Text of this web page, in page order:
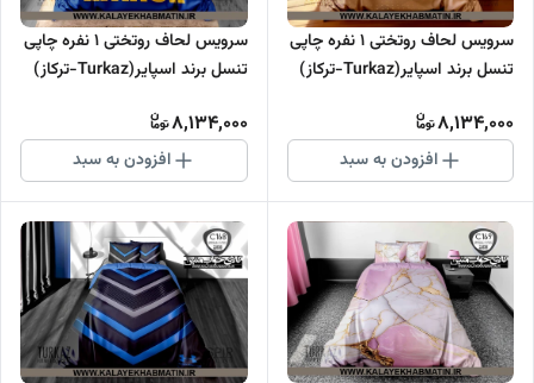
سرویس لحاف روتختی 1 نفره چاپی
تنسل برند اسپایر(Turkaz-ترکاز)
8,134,000
افزودن به سبد
سرویس لحاف روتختی 1 نفره چاپی
تنسل برند اسپایر(Turkaz-ترکاز)
8,134,000
افزودن به سبد